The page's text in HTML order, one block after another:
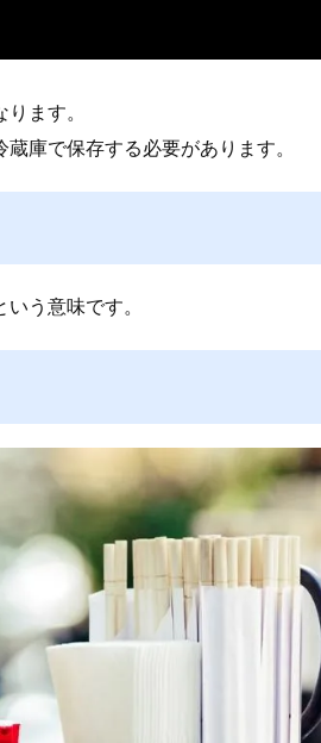
ます。
庫で保存する必要があります。
う意味です。